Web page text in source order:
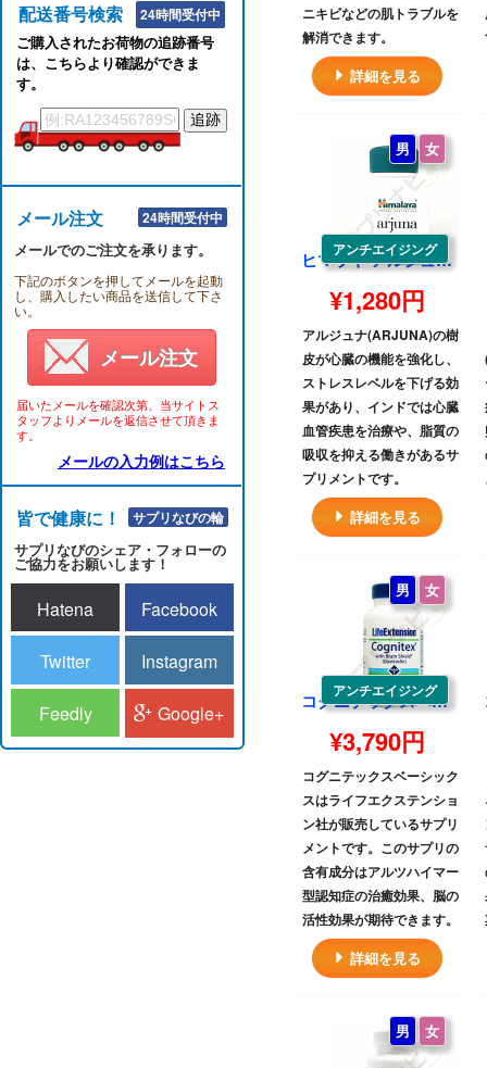
配送番号検索 24時間受付中
ご購入されたお荷物の追跡番号
は、こちらより確認ができま
す。
メール注文 24時間受付中
メールでのご注文を承ります。
下記のボタンを押してメールを起動
し、購入したい商品を送信して下さ
い。
メール注文
届いたメールを確認次第、当サイトス
タッフよりメールを返信させて頂きま
す。
メールの入力例はこちら
皆で健康に！！サプリなびの輪
サプリなびのシェア・フォローの
ご協力をお願いします！
Hatena Facebook
Twitter Instagram
Feedly Google+
ニキビなどの肌トラブルを
解消できます。
詳細を見る
アンチエイジング
男 女
ヒマラヤ アルジュナ|HIMALAYA ARJUNA
¥1,280円
アルジュナ(ARJUNA)の樹
皮が心臓の機能を強化し、
ストレスレベルを下げる効
果があり、インドでは心臓
血管疾患を治療や、脂質の
吸収を抑える働きがあるサ
プリメントです。
詳細を見る
アンチエイジング
男 女
コグニテックスベーシックス 60ソフトジェルカプセル 1本 | (LE)Cognitex Basics 60 softgels One
¥3,790円
コグニテックスベーシック
スはライフエクステンショ
ン社が販売しているサプリ
メントです。このサプリの
含有成分はアルツハイマー
型認知症の治癒効果、脳の
活性効果が期待できます。
詳細を見る
男 女